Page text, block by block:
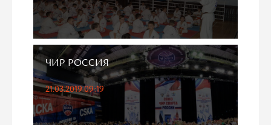
ЧИР РОССИЯ
21.03.2019 09:19